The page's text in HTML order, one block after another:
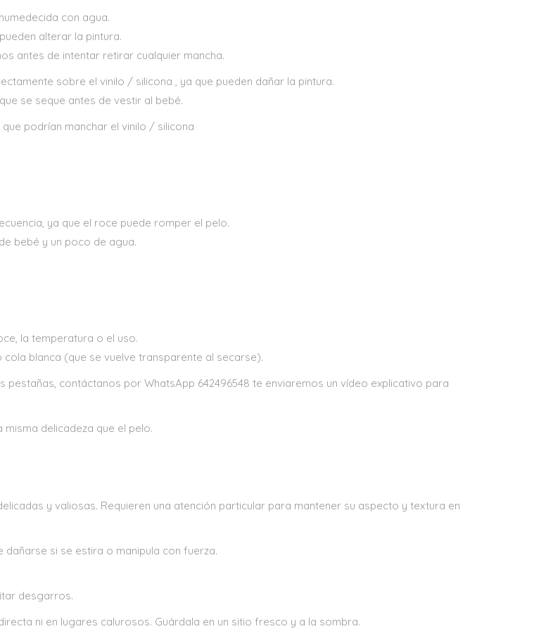
con agua.
alterar la pintura.
antes de intentar retirar cualquier mancha.
sobre el vinilo / silicona , ya que pueden dañar la pintura.
se seque antes de vestir al bebé.
podrían manchar el vinilo / silicona
ya que el roce puede romper el pelo.
bebé y un poco de agua.
la temperatura o el uso.
blanca (que se vuelve transparente al secarse).
contáctanos por WhatsApp 642496548 te enviaremos un vídeo explicativo para
delicadeza que el pelo.
y valiosas. Requieren una atención particular para mantener su aspecto y textura en
si se estira o manipula con fuerza.
desgarros.
ni en lugares calurosos. Guárdala en un sitio fresco y a la sombra.